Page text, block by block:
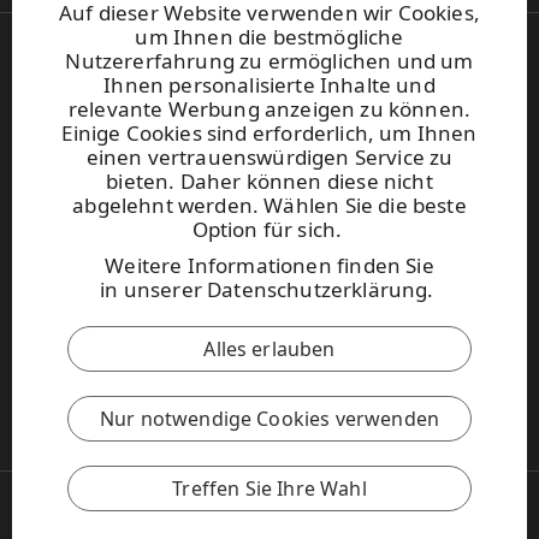
Dienstleistungen;
Durchführung von
Kunden-/Lieferantenbefragungen und
Produktumfragen;
Organisation von Veranstaltungen und Messen;
Kontaktaufnahme, um Sie über unsere neuen
Produkte und Dienstleistungen zu informieren
und Ihnen damit zusammenhängendes
elektronisches Direktmarketing zu senden,
außer Sie haben angegeben, dass Sie nicht
zur Einhaltung unserer gesetzlichen
Verpflichtungen;
Überprüfung von Sanktionslisten und anderen
offiziellen Listen.
Gegebenenfalls wird sich ein Vertreter von UPM
wegen weiterer Informationen, zur Beantwortung
Anforderungen notwendig ist.
Wir können externe Dienstleister für das Kunden-
und Lieferantendatenbankmanagement
verwenden. Diese Dritten dürfen Ihre
personenbezogenen Daten nur in dem Umfang
verarbeiten, in dem sie die von uns beauftragte
Leistung erbringen. UPM stellt sicher, dass Ihre
personenbezogenen Daten angemessen
geschützt sind, wenn Sie innerhalb von UPM und
an Dritte übermittelt werden. Bei der Auslagerung
(Outsourcing) von Dienstleistungen an Dritte
tragen wir durch vertragliche und andere
Maßnahmen dafür Sorge, dass
personenbezogene Daten angemessen und
gemäß allen anwendbaren gesetzlichen
personenbezogenen Daten nicht in anderen
Umständen offen, sofern Sie hierzu nicht Ihre
Zustimmung erteilt haben oder wir durch
gesetzliche Bestimmungen zu einer Offenlegung
verpflichtet sind.
den Zweck der Verarbeitung fehlerhaft, falsch,
ungenau oder veraltet sind. Möglicherweise
werden Sie zum Nachweis Ihrer Identität, zur
Spezifizierung Ihrer Anfrage und zu weiteren
Informationen zu Ihrer Anfrage aufgefordert.
Falls Ihre Anfrage zur Verarbeitung Ihrer
personenbezogenen Daten abgelehnt wurde oder
wenn Ihre personenbezogenen Daten Ihrer
Meinung nach nicht gemäß den anwendbaren
Datenschutzgesetzen verarbeitet wurden, können
Sie sich an die zuständige Datenschutzbehörde
wenden.
Sie können auch die Einschränkung der
Verarbeitung Ihrer personenbezogenen Daten
verlangen oder deren Verarbeitung
widersprechen, wenn Ihre Rechte auf Privatsphäre
dadurch gefährdet werden könnten. Sie haben
können Sie sich unter der folgenden Anschrift mit
uns in Verbindung setzen:
UPM-Kymmene Corporation / Privacy
Alvar Aallon katu 1, P.O. Box 380
FI-00101 Helsinki, Finnland
Sie können sich auch an die UPM-
Tochtergesellschaft Ihres Landes oder Ihrer
Region oder an den lokalen
Datenschutzbeauftragten des Unternehmens
wenden (sofern vorhanden). Kontaktdaten der
Tochtergesellschaften von UPM finden Sie
www.upm.com/Contact-
Us/Pages/default.aspx
Auf dieser Website verwenden wir Cookies,
um Ihnen die bestmögliche
Nutzererfahrung zu ermöglichen und um
Ihnen personalisierte Inhalte und
relevante Werbung anzeigen zu können.
Einige Cookies sind erforderlich, um Ihnen
einen vertrauenswürdigen Service zu
bieten. Daher können diese nicht
abgelehnt werden. Wählen Sie die beste
Option für sich.
Weitere Informationen finden Sie
in unserer Datenschutzerklärung.
Alles erlauben
Nur notwendige Cookies verwenden
Treffen Sie Ihre Wahl
Dansk
Español
Français
Italiano
Suomi
Svenska
Türkçe
中文(简体)
Copyright © 2026 UPM